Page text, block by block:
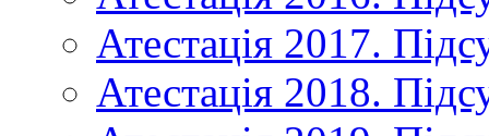
Атестація 2017.
Атестація 2018.